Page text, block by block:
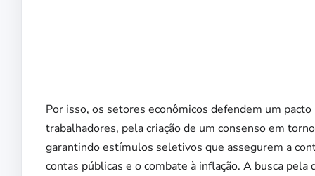
Por isso, os setores econômicos defendem um
trabalhadores, pela criação de um consenso em
garantindo estímulos seletivos que assegurem a
contas públicas e o combate à inflação. A busca